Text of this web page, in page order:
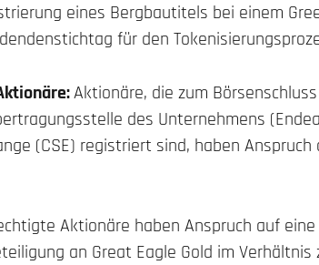
eines Bergbautitels bei einem
für den
Aktionäre, die zum
des Unternehmens
(CSE) registriert sind, haben
Aktionäre haben Anspruch auf eine
an Great Eagle Gold im Verhältnis